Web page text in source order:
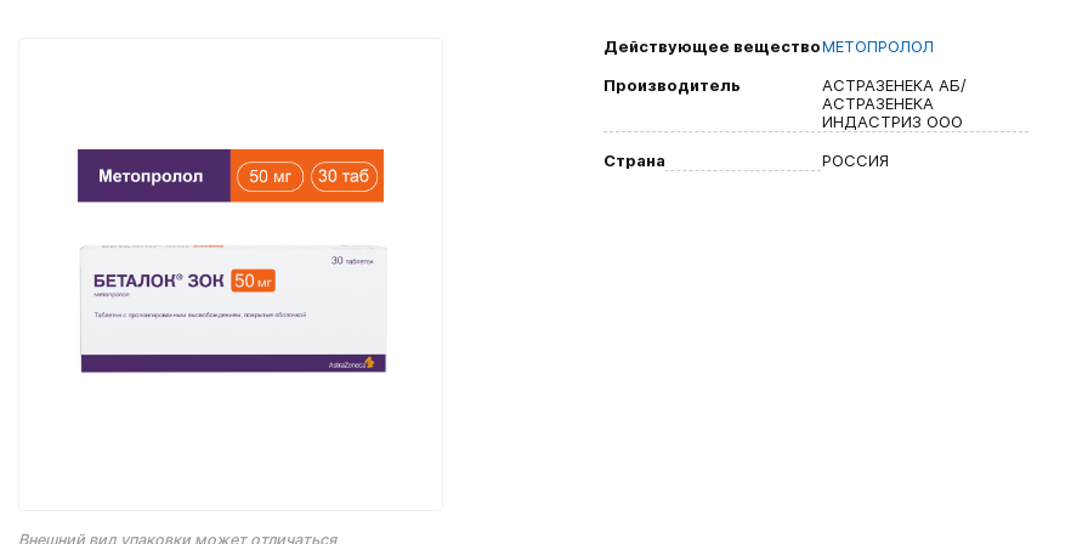
Внешний вид упаковки может отличаться
Действующее веществоМЕТОПРОЛОЛ
Производитель
АСТРАЗЕНЕКА АБ/
АСТРАЗЕНЕКА
ИНДАСТРИЗ ООО
Страна
РОССИЯ